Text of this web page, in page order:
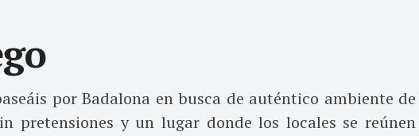
por Badalona en busca de auténtico ambiente de
pretensiones y un lugar donde los locales se reúnen